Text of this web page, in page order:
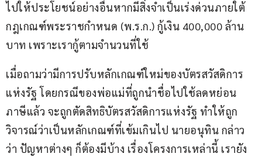
ไปให้ประโยชน์อย่างอื่นหากมีสิ่งจำเป็นเร่งด่วนภายใต้
กฎเกณฑ์พระราชกำหนด (พ.ร.ก.) กู้เงิน 400,000 ล้าน
บาท เพราะเรากู้ตามจำนวนที่ใช้
เมื่อถามว่ามีการปรับหลักเกณฑ์ใหม่ของบัตรสวัสดิการ
แห่งรัฐ โดยกรณีของพ่อแม่ที่ถูกนำชื่อไปใช้ลดหย่อน
ภาษีแล้ว จะถูกตัดสิทธิบัตรสวัสดิการแห่งรัฐ ทำให้ถูก
วิจารณ์ว่าเป็นหลักเกณฑ์ที่เข้มเกินไป นายอนุทิน กล่าว
ว่า ปัญหาต่างๆ ก็ต้องมีบ้าง เรื่องโครงการเหล่านี้ เรายัง